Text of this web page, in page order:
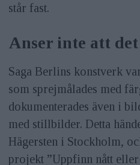
står fast.
Anser inte att
Saga Berlins konstverk
som sprejmålades med
dokumenterades även i
med stillbilder. Detta
Hägersten i Stockholm,
projekt ”Uppfinn nått eller